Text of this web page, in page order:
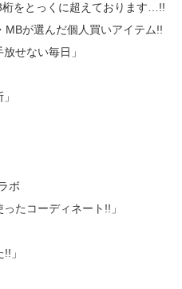
をとっくに超えております…!!
が選んだ個人買いアイテム!!
せない毎日」
ボ
たコーディネート!!」
」